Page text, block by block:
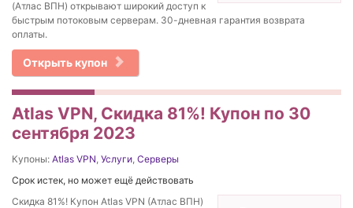
(Атлас ВПН) открывают широкий доступ к
быстрым потоковым серверам. 30-дневная гарантия возврата
оплаты.
Открыть купон
Atlas VPN, Скидка 81%! Купон по 30
сентября 2023
Купоны: Atlas VPN Услуги Серверы
Срок истек, но может ещё действовать
Скидка 81%! Купон Atlas VPN (Атлас ВПН)